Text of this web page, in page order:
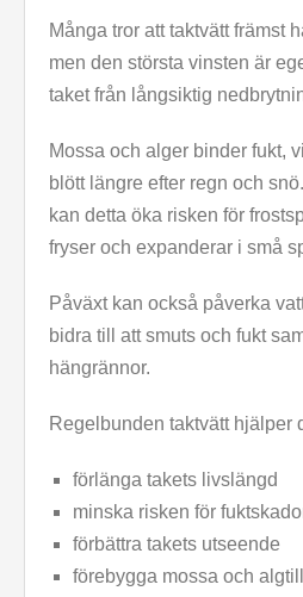
Många tror att taktvätt främst
men den största vinsten är
taket från långsiktig
Mossa och alger binder fukt,
blött längre efter regn och
kan detta öka risken för
fryser och expanderar i små
Påväxt kan också påverka
bidra till att smuts och fukt
hängrännor.
Regelbunden taktvätt hjälper
förlänga takets livslängd
minska risken för
förbättra takets utseende
förebygga mossa och